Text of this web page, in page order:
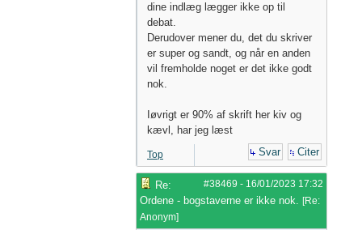
dine indlæg lægger ikke op til
debat.
Derudover mener du, det du skriver
er super og sandt, og når en anden
vil fremholde noget er det ikke godt
nok.
Iøvrigt er 90% af skrift her kiv og
kævl, har jeg læst
Top Svar Citer
#38469 - 16/01/2023 17:32
Re:
Ordene - bogstaverne er ikke nok. [Re:
Anonym]